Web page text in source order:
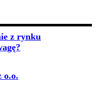
z rynku
o.o.